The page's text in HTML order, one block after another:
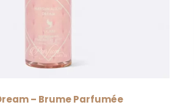
– Brume Parfumée